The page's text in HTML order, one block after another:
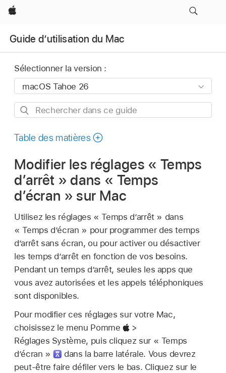
Apple
Guide d’utilisation du Mac
Sélectionner la version :
Rechercher
ce
Table des matières
Modifier les réglages « Temps
d’arrêt » dans « Temps
d’écran » sur Mac
Utilisez les réglages « Temps d’arrêt » dans
« Temps d’écran » pour programmer des temps
d’arrêt sans écran, ou pour activer ou désactiver
les temps d’arrêt en fonction de vos besoins.
Pendant un temps d’arrêt, seules les apps que
vous avez autorisées et les appels téléphoniques
sont disponibles.
Pour modifier ces réglages sur votre Mac,
choisissez le menu Pomme
>
Réglages Système, puis cliquez sur « Temps
d’écran »
dans la barre latérale. Vous devrez
peut-être faire défiler vers le bas. Cliquez sur le